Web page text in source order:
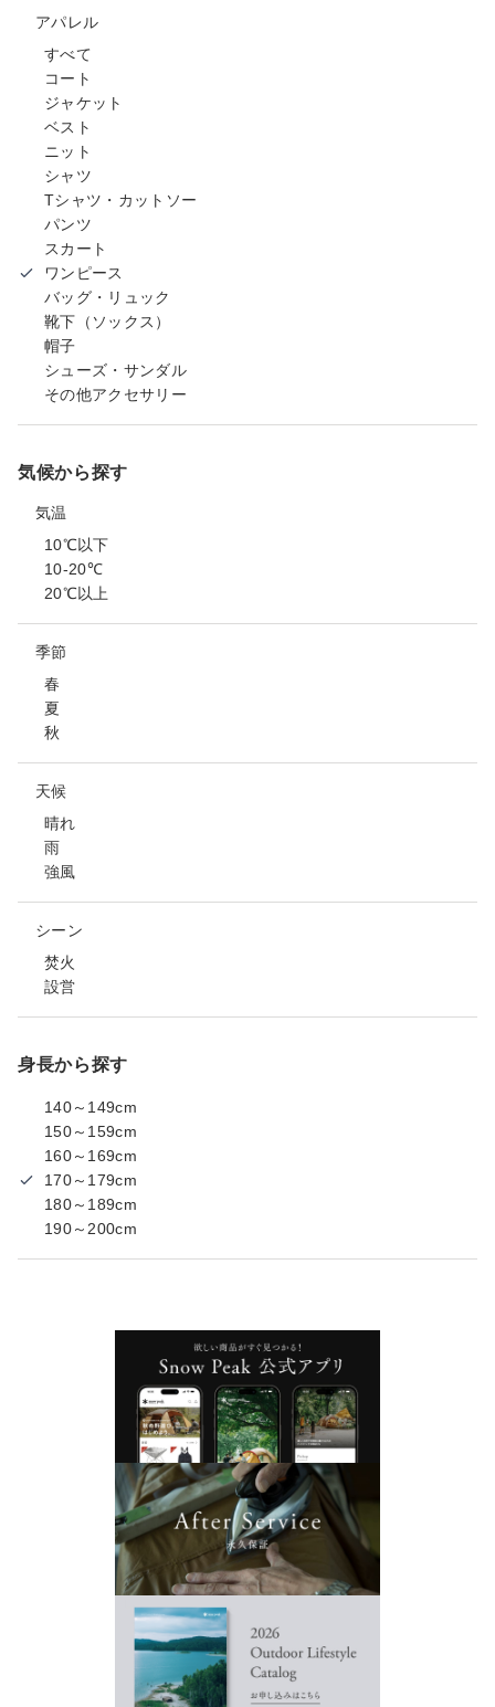
アパレル
すべて
コート
ジャケット
ベスト
ニット
シャツ
Tシャツ・カットソー
パンツ
スカート
ワンピース
バッグ・リュック
靴下（ソックス）
帽子
シューズ・サンダル
その他アクセサリー
気候から探す
気温
10℃以下
10-20℃
20℃以上
季節
春
夏
秋
天候
晴れ
雨
強風
シーン
焚火
設営
身長から探す
140～149cm
150～159cm
160～169cm
170～179cm
180～189cm
190～200cm